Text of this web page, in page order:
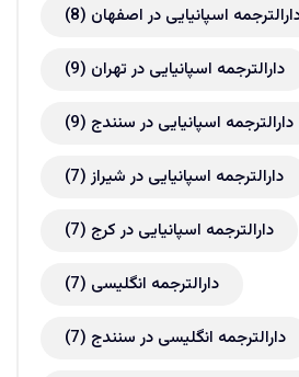
اسپانیایی در اصفهان (8)
دارالترجمه اسپانیایی در تهران (9)
دارالترجمه اسپانیایی در سنندج (9)
دارالترجمه اسپانیایی در شیراز(7)
دارالترجمه اسپانیایی در کرج (7)
دارالترجمه انگلیسی (7)
دارالترجمه انگلیسی در سنندج (7)